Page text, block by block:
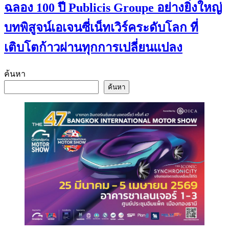
ฉลอง 100 ปี Publicis Groupe อย่างยิ่งใหญ่
บทพิสูจน์เอเจนซี่เน็ทเวิร์คระดับโลก ที่
เติบโตก้าวผ่านทุกการเปลี่ยนแปลง
ค้นหา
ค้นหา